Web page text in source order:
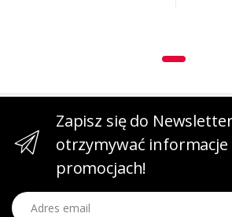
Zapisz się do
otrzymywać informacje
promocjach!
Adres email